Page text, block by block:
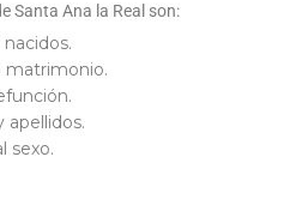
Santa Ana la Real son:
matrimonio.
apellidos.
sexo.